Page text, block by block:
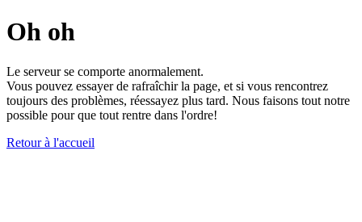
Oh oh
Le serveur se comporte anormalement.
Vous pouvez essayer de rafraîchir la page, et si vous rencontrez
toujours des problèmes, réessayez plus tard. Nous faisons tout notre
possible pour que tout rentre dans l'ordre!
Retour à l'accueil